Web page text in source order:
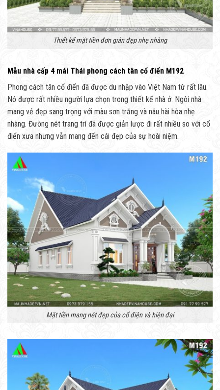
Thiết kế mặt tiền đơn giản đẹp nhẹ nhàng
Mẫu nhà cấp 4 mái Thái phong cách tân cổ điển M192
Phong cách tân cổ điển đã được du nhập vào Việt Nam từ rất lâu.
Nó được rất nhiều người lựa chọn trong thiết kế nhà ở. Ngôi nhà
mang vẻ đẹp sang trọng với màu sơn trắng và nâu hài hòa nhẹ
nhàng. Đường nét trang trí đã được giản lược đi rất nhiều so với cổ
điển xưa nhưng vẫn mang đến cái đẹp của sự hoài niệm.
Mặt tiền mang nét đẹp của cổ điện và hiện đại